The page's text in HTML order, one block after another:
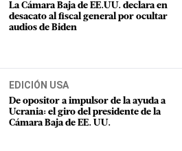
La Cámara Baja de EE.UU. declara en
desacato al fiscal general por ocultar
audios de Biden
EDICIÓN USA
De opositor a impulsor de la ayuda a
Ucrania: el giro del presidente de la
Cámara Baja de EE. UU.